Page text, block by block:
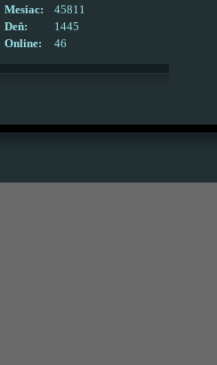
Online: 46
Mesiac:
45811
Deň:
1445